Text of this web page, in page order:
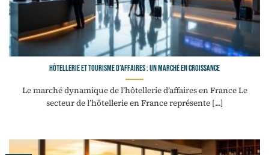
Hôtellerie et tourisme d’affaires : un marché en croissance
Le marché dynamique de l’hôtellerie d’affaires en France Le
secteur de l’hôtellerie en France représente [...]